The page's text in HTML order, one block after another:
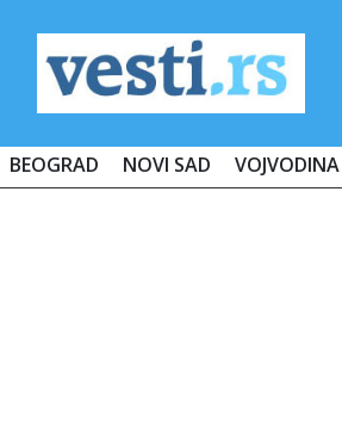
BEOGRAD NOVI SAD VOJVODINA